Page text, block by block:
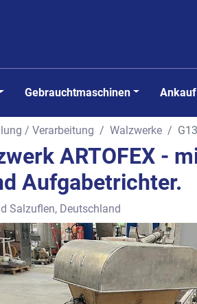
Gebrauchtmaschinen Ankauf
/ Verarbeitung Walzwerke
ARTOFEX -
Aufgabetrichter.
Salzuflen, Deutschland